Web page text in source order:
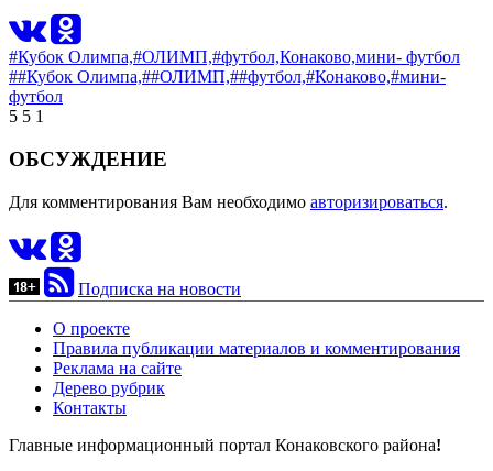
#Кубок Олимпа,#ОЛИМП,#футбол,Конаково,мини- футбол
##Кубок Олимпа,##ОЛИМП,##футбол,#Конаково,#мини-
футбол
5 5 1
ОБСУЖДЕНИЕ
Для комментирования Вам необходимо авторизироваться.
Подписка на новости
О проекте
Правила публикации материалов и комментирования
Реклама на сайте
Дерево рубрик
Контакты
Главные информационный портал Конаковского района!